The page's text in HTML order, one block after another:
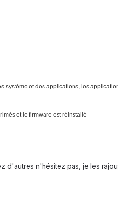
système et des applications, les
et le firmware est réinstallé
d'autres n'hésitez pas, je les